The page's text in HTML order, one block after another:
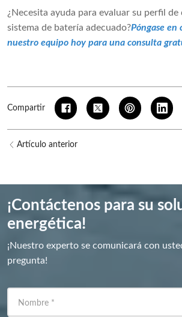
¿Necesita ayuda para evaluar su perfil de
sistema de batería adecuado?Póngase en
nuestro equipo hoy para una consulta
Compartir
Artículo anterior
¡Contáctenos para su
energética!
¡Nuestro experto se comunicará con
pregunta!
Nombre *